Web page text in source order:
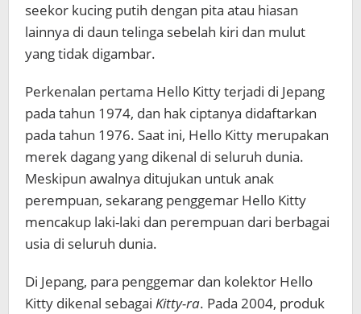
seekor kucing putih dengan pita atau hiasan
lainnya di daun telinga sebelah kiri dan mulut
yang tidak digambar.
Perkenalan pertama Hello Kitty terjadi di Jepang
pada tahun 1974, dan hak ciptanya didaftarkan
pada tahun 1976. Saat ini, Hello Kitty merupakan
merek dagang yang dikenal di seluruh dunia.
Meskipun awalnya ditujukan untuk anak
perempuan, sekarang penggemar Hello Kitty
mencakup laki-laki dan perempuan dari berbagai
usia di seluruh dunia.
Di Jepang, para penggemar dan kolektor Hello
Kitty dikenal sebagai Kitty-ra. Pada 2004, produk